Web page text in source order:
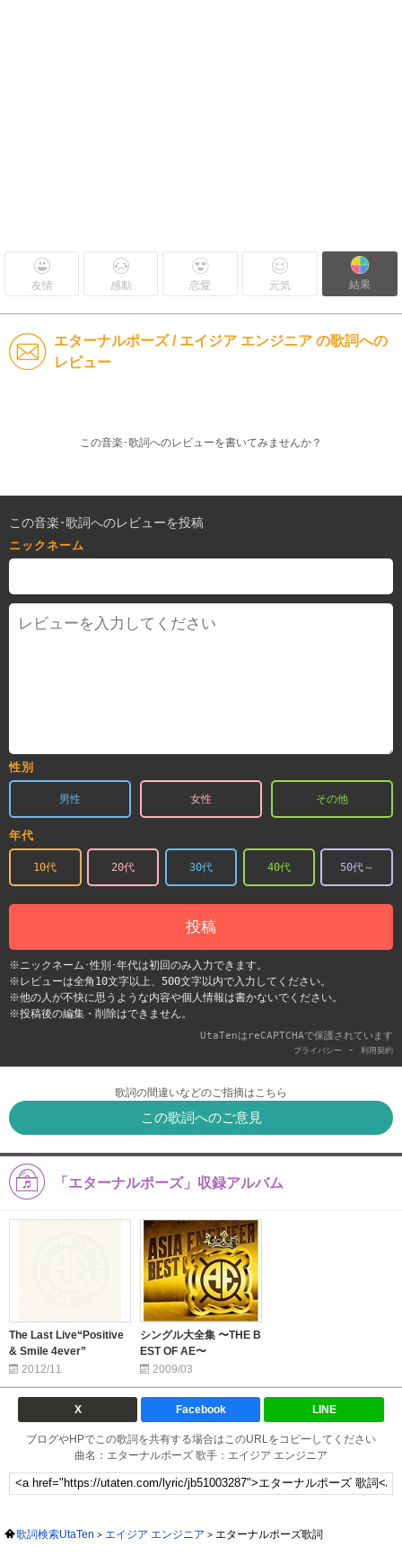
友情 感動 恋愛 元気 結果
エターナルポーズ / エイジア エンジニア の歌詞への
レビュー
この音楽･歌詞へのレビューを書いてみませんか？
この音楽･歌詞へのレビューを投稿
ニックネーム
性別
男性 女性 その他
年代
10代 20代 30代 40代 50代～
投稿
※ニックネーム･性別･年代は初回のみ入力できます。
※レビューは全角10文字以上、500文字以内で入力してください。
※他の人が不快に思うような内容や個人情報は書かないでください。
※投稿後の編集・削除はできません。
UtaTenはreCAPTCHAで保護されています
プライバシー - 利用契約
歌詞の間違いなどのご指摘はこちら
この歌詞へのご意見
「エターナルポーズ」収録アルバム
The Last Live“Positive
& Smile 4ever”
2012/11
シングル大全集 〜THE B
EST OF AE〜
2009/03
X Facebook LINE
ブログやHPでこの歌詞を共有する場合はこのURLをコピーしてください
曲名：エターナルポーズ 歌手：エイジア エンジニア
歌詞検索UtaTen エイジア エンジニア エターナルポーズ歌詞